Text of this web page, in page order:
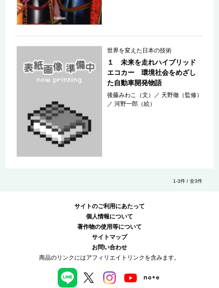
世界を変えた日本の技術
１ 未来を走れハイブリッド
エコカー 環境社会をめざし
た自動車開発物語
後藤みわこ（文） ／ 天野徹（監修）
／河野一郎（絵）
1-3件 / 全3件
サイトのご利用にあたって
個人情報について
著作物の使用等について
サイトマップ
お問い合わせ
商品のリンクにはアフィリエイトリンクを含みます。